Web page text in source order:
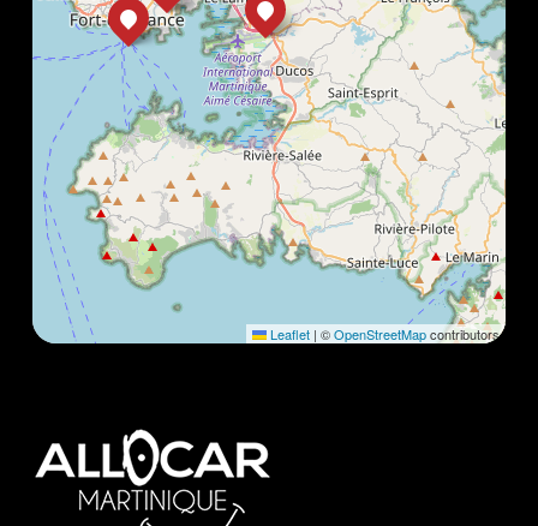
Leaflet | ©OpenStreetMapcontributors